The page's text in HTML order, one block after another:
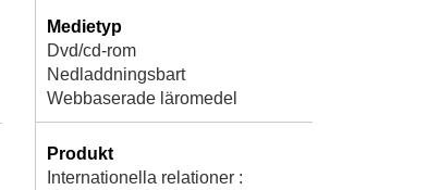
Medietyp
Dvd/cd-rom
Nedladdningsbart
Webbaserade läromedel
Produkt
Internationella relationer :